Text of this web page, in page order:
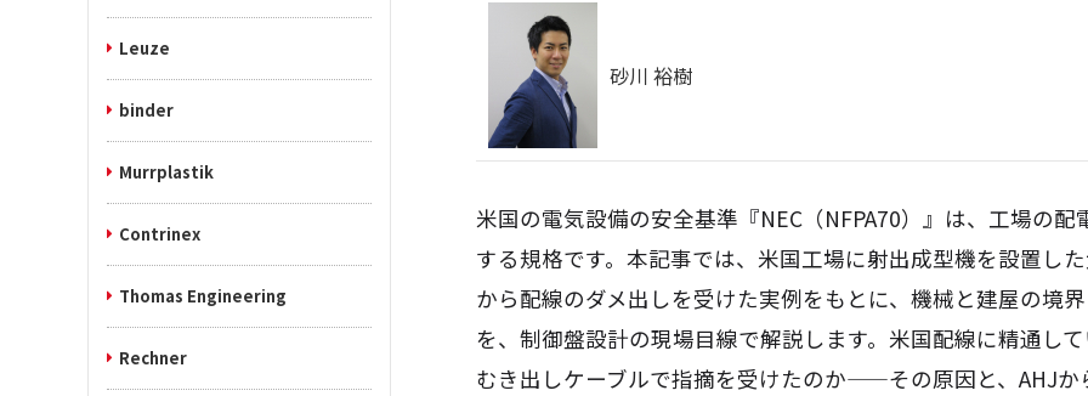
砂川 裕樹
米国の電気設備の安全基準『NEC（NFPA70）』は、工場の
する規格です。本記事では、米国工場に射出成型機を設置し
から配線のダメ出しを受けた実例をもとに、機械と建屋の境
を、制御盤設計の現場目線で解説します。米国配線に精通し
むき出しケーブルで指摘を受けたのか——その原因と、AHJか
Leuze
binder
Murrplastik
Contrinex
Thomas Engineering
Rechner